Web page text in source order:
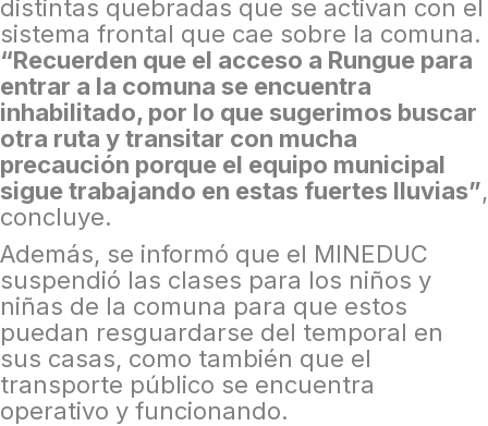
distintas quebradas que se activan con el
sistema frontal que cae sobre la comuna.
“Recuerden que el acceso a Rungue para
entrar a la comuna se encuentra
inhabilitado, por lo que sugerimos buscar
otra ruta y transitar con mucha
precaución porque el equipo municipal
sigue trabajando en estas fuertes lluvias”,
concluye.
Además, se informó que el MINEDUC
suspendió las clases para los niños y
niñas de la comuna para que estos
puedan resguardarse del temporal en
sus casas, como también que el
transporte público se encuentra
operativo y funcionando.